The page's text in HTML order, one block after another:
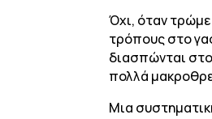
Όχι, όταν
τρόπους στο
διασπώνται
πολλά
Μια